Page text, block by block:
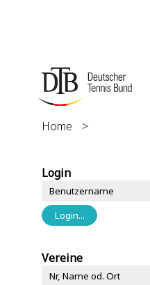
Home >
Login
Vereine